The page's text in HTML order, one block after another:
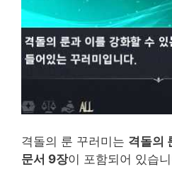
격돌의 룬 꾸러미는 격돌의
문서 9장이 포함되어 있습